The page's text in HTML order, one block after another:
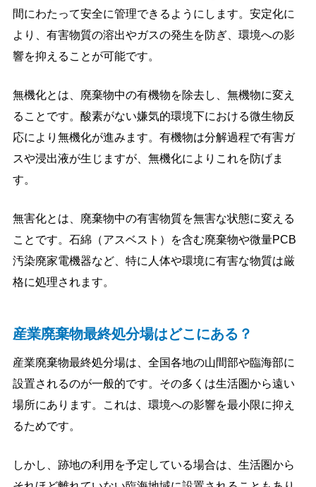
間にわたって安全に管理できるようにします。安定化に
より、有害物質の溶出やガスの発生を防ぎ、環境への影
響を抑えることが可能です。
無機化とは、廃棄物中の有機物を除去し、無機物に変え
ることです。酸素がない嫌気的環境下における微生物反
応により無機化が進みます。有機物は分解過程で有害ガ
スや浸出液が生じますが、無機化によりこれを防げま
す。
無害化とは、廃棄物中の有害物質を無害な状態に変える
ことです。石綿（アスベスト）を含む廃棄物や微量PCB
汚染廃家電機器など、特に人体や環境に有害な物質は厳
格に処理されます。
産業廃棄物最終処分場はどこにある？
産業廃棄物最終処分場は、全国各地の山間部や臨海部に
設置されるのが一般的です。その多くは生活圏から遠い
場所にあります。これは、環境への影響を最小限に抑え
るためです。
しかし、跡地の利用を予定している場合は、生活圏から